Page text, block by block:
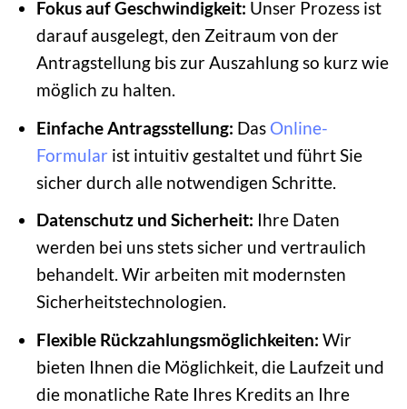
Fokus auf Geschwindigkeit: Unser Prozess ist
darauf ausgelegt, den Zeitraum von der
Antragstellung bis zur Auszahlung so kurz wie
möglich zu halten.
Einfache Antragsstellung: Das Online-
Formular ist intuitiv gestaltet und führt Sie
sicher durch alle notwendigen Schritte.
Datenschutz und Sicherheit: Ihre Daten
werden bei uns stets sicher und vertraulich
behandelt. Wir arbeiten mit modernsten
Sicherheitstechnologien.
Flexible Rückzahlungsmöglichkeiten: Wir
bieten Ihnen die Möglichkeit, die Laufzeit und
die monatliche Rate Ihres Kredits an Ihre